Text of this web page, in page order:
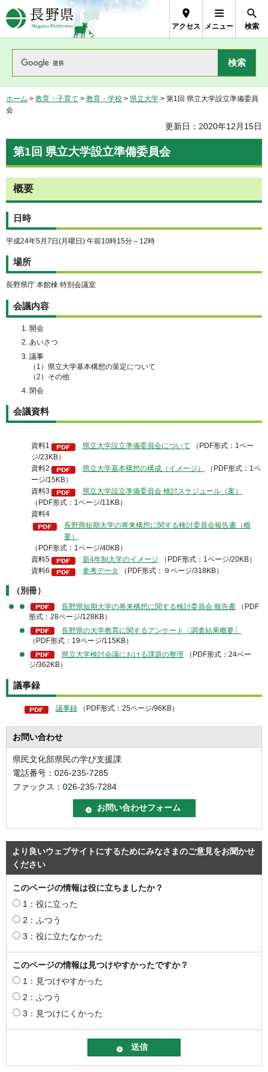
長野県Nagano Prefecture
アクセス メニュー 検索
ホーム > 教育・子育て > 教育・学校 > 県立大学 > 第1回 県立大学設立準備委員
会
更新日：2020年12月15日
第1回 県立大学設立準備委員会
概要
日時
平成24年5月7日(月曜日) 午前10時15分～12時
場所
長野県庁 本館棟 特別会議室
会議内容
開会
あいさつ
議事
（1）県立大学基本構想の策定について
（2）その他
閉会
会議資料
資料1 県立大学設立準備委員会について
（PDF形式：1ペー
ジ/23KB）
資料2
県立大学基本構想の構成（イメージ）
（PDF形式：1ペ
ージ/15KB）
資料3
県立大学設立準備委員会 検討スケジュール（案）
（PDF形式：1ページ/11KB）
資料4
長野県短期大学の将来構想に関する検討委員会報告書（概
要）
（PDF形式：1ページ/40KB）
資料5
新4年制大学のイメージ
（PDF形式：1ページ/20KB）
資料6
参考データ （PDF形式：９ページ/318KB）
（別冊）
長野県短期大学の将来構想に関する検討委員会 報告書
（PDF
形式：28ページ/128KB）
長野県の大学教育に関するアンケート〔調査結果概要〕
（PDF形式：19ページ/115KB）
県立大学検討会議における課題の整理
（PDF形式：24ペー
ジ/362KB）
議事録
議事録 （PDF形式：25ページ/96KB）
お問い合わせ
県民文化部県民の学び支援課
電話番号：026-235-7285
ファックス：026-235-7284
より良いウェブサイトにするためにみなさまのご意見をお聞かせ
ください
このページの情報は役に立ちましたか？
1：役に立った
2：ふつう
3：役に立たなかった
このページの情報は見つけやすかったですか？
1：見つけやすかった
2：ふつう
3：見つけにくかった